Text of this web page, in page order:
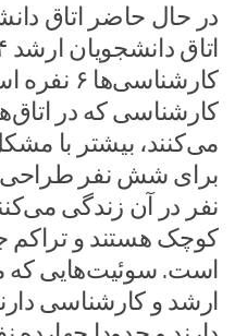
کارشناسی که در
می‌کنند، بیشتر با
برای شش نفر
نفر در آن زندگی
کوچک هستند و تراکم
است. سوئیت‌هایی که
ارشد و کارشناسی